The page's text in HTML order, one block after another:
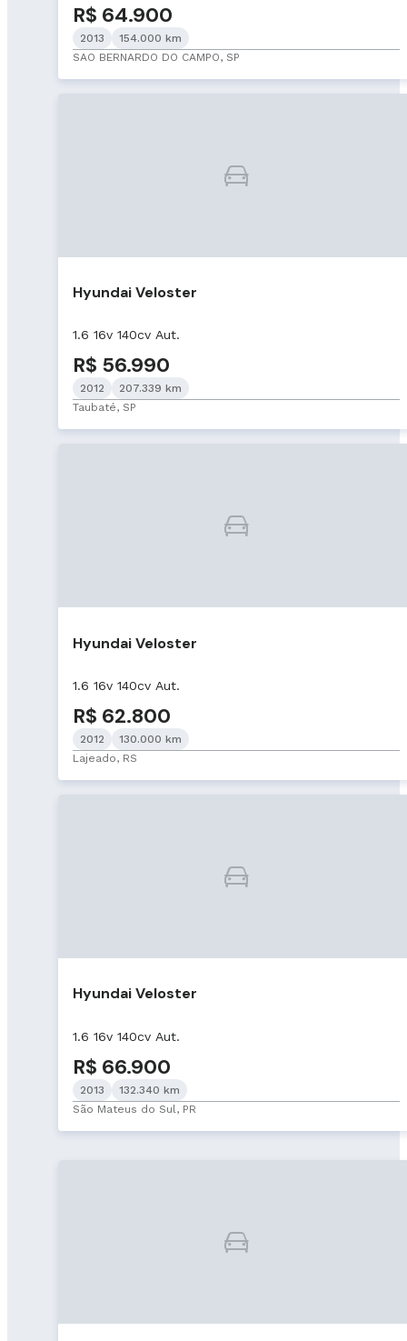
R$ 64.900
2013
154.000 km
SAO BERNARDO DO CAMPO, SP
Hyundai Veloster
1.6 16v 140cv Aut.
R$ 56.990
2012
207.339 km
Taubaté, SP
Hyundai Veloster
1.6 16v 140cv Aut.
R$ 62.800
2012
130.000 km
Lajeado, RS
Hyundai Veloster
1.6 16v 140cv Aut.
R$ 66.900
2013
132.340 km
São Mateus do Sul, PR